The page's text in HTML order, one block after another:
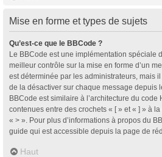
Mise en forme et types de sujets
Qu’est-ce que le BBCode ?
Le BBCode est une implémentation spéciale
meilleur contrôle sur la mise en forme d’un
est déterminée par les administrateurs, mais
de la désactiver sur chaque message depuis
BBCode est similaire à l’architecture du code
contenues entre des crochets « [ » et « ] » à
« > ». Pour plus d’informations à propos du
guide qui est accessible depuis la page de
Haut